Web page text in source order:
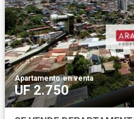
Apartamento·en venta
UF 2.750